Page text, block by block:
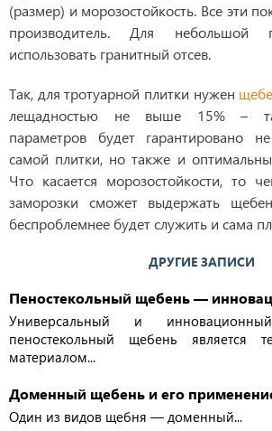
(размер) и морозостойкость. Все эти
производитель. Для небольшой
использовать гранитный отсев.
Так, для тротуарной плитки нужен
лещадностью не выше 15% –
параметров будет гарантировано
самой плитки, но также и
Что касается морозостойкости, то
заморозки сможет выдержать
беспроблемнее будет служить и сама
ДРУГИЕ ЗАПИСИ
Пеностекольный щебень —
Универсальный и
пеностекольный щебень является
материалом...
Доменный щебень и его
Один из видов щебня — доменный...